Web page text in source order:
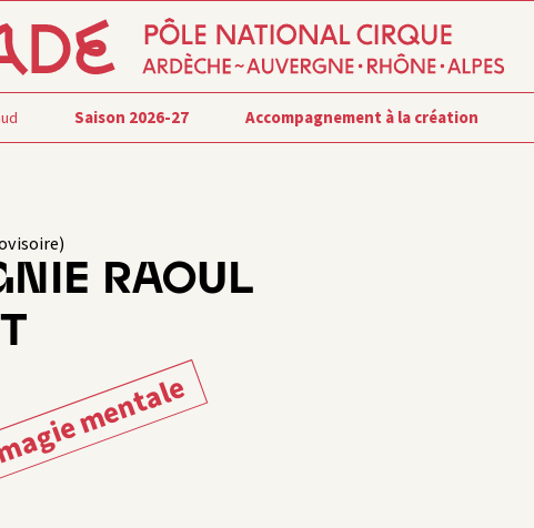
Saison 2026-27 Accompagnement à la création
RAOUL
mentale